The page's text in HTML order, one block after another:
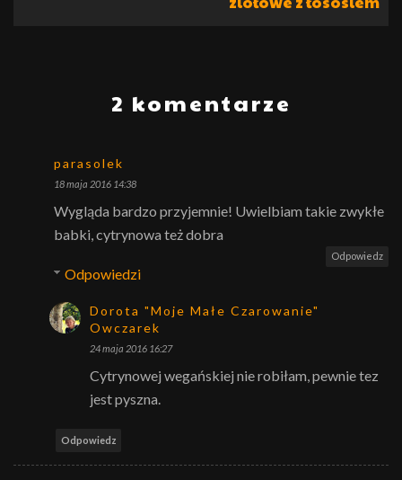
2 komentarze
parasolek
18 maja 2016 14:38
Wygląda bardzo przyjemnie! Uwielbiam takie zwykłe
babki, cytrynowa też dobra
Odpowiedz
Odpowiedzi
Dorota "Moje Małe Czarowanie"
Owczarek
24 maja 2016 16:27
Cytrynowej wegańskiej nie robiłam, pewnie tez
jest pyszna.
Odpowiedz